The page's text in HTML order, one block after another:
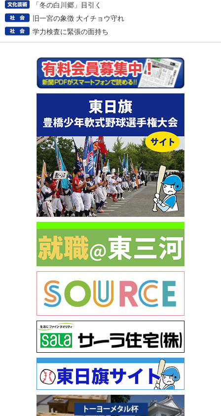
「冬の白川郷」目引く
旧一宮の象徴 大イチョウ守れ
学力検査に緊張の面持ち